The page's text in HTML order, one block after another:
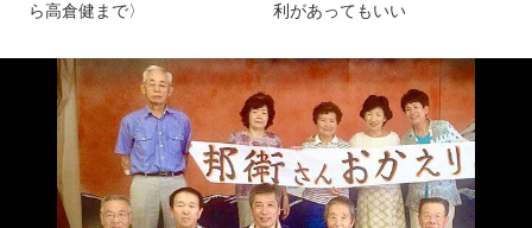
ら高倉健まで〉
利があってもいい